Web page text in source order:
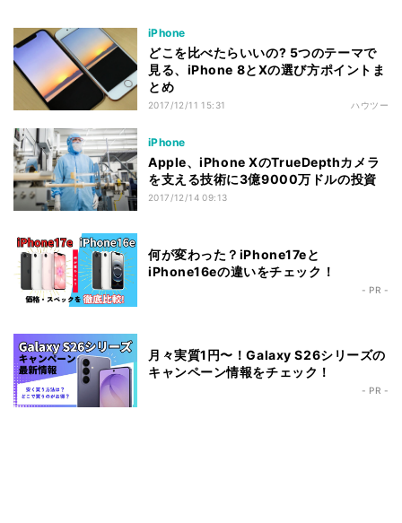
iPhone
どこを比べたらいいの? 5つのテーマで
見る、iPhone 8とXの選び方ポイントま
とめ
2017/12/11 15:31 ハウツー
iPhone
Apple、iPhone XのTrueDepthカメラ
を支える技術に3億9000万ドルの投資
2017/12/14 09:13
何が変わった？iPhone17eと
iPhone16eの違いをチェック！
- PR -
月々実質1円〜！Galaxy S26シリーズの
キャンペーン情報をチェック！
- PR -